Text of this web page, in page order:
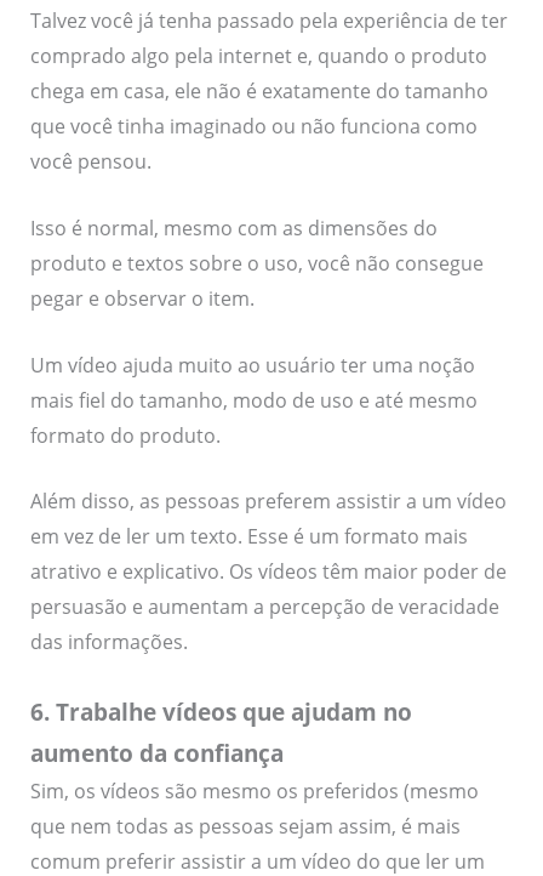
Talvez você já tenha passado pela experiência de ter
comprado algo pela internet e, quando o produto
chega em casa, ele não é exatamente do tamanho
que você tinha imaginado ou não funciona como
você pensou.
Isso é normal, mesmo com as dimensões do
produto e textos sobre o uso, você não consegue
pegar e observar o item.
Um vídeo ajuda muito ao usuário ter uma noção
mais fiel do tamanho, modo de uso e até mesmo
formato do produto.
Além disso, as pessoas preferem assistir a um vídeo
em vez de ler um texto. Esse é um formato mais
atrativo e explicativo. Os vídeos têm maior poder de
persuasão e aumentam a percepção de veracidade
das informações.
6. Trabalhe vídeos que ajudam no
aumento da confiança
Sim, os vídeos são mesmo os preferidos (mesmo
que nem todas as pessoas sejam assim, é mais
comum preferir assistir a um vídeo do que ler um